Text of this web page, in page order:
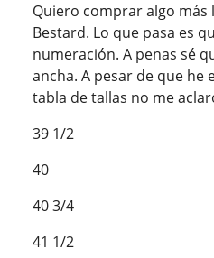
Quiero comprar algo más
Bestard. Lo que pasa es
numeración. A penas sé
ancha. A pesar de que he
tabla de tallas no me
39 1/2
40
40 3/4
41 1/2